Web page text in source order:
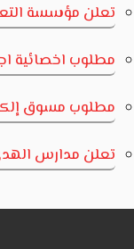
تعلن مؤسسة
مطلوب اخصائية
مطلوب مسوق
تعلن مدارس